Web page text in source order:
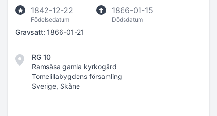
1842-12-22
Födelsedatum
1866-01-15
Dödsdatum
Gravsatt: 1866-01-21
RG 10
Ramsåsa gamla kyrkogård
Tomelillabygdens församling
Sverige, Skåne